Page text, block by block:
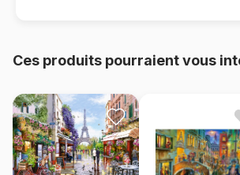
Ces produits pourraient vous